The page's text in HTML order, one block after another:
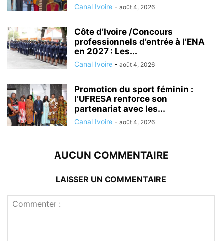
Canal Ivoire - août 4, 2026
Côte d’Ivoire /Concours
professionnels d’entrée à l’ENA
en 2027 : Les...
Canal Ivoire - août 4, 2026
Promotion du sport féminin :
l’UFRESA renforce son
partenariat avec les...
Canal Ivoire - août 4, 2026
AUCUN COMMENTAIRE
LAISSER UN COMMENTAIRE